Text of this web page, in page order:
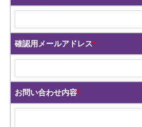
確認用メールアドレス*
お問い合わせ内容*